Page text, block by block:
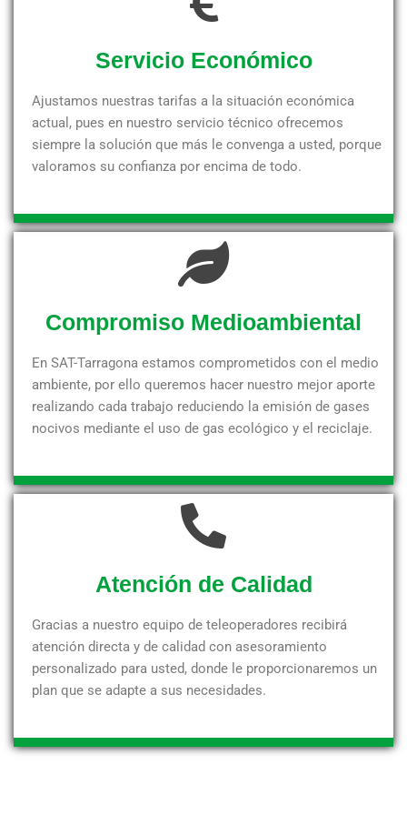
Servicio Económico
Ajustamos nuestras tarifas a la situación económica
actual, pues en nuestro servicio técnico ofrecemos
siempre la solución que más le convenga a usted, porque
valoramos su confianza por encima de todo.
Compromiso Medioambiental
En SAT-Tarragona estamos comprometidos con el medio
ambiente, por ello queremos hacer nuestro mejor aporte
realizando cada trabajo reduciendo la emisión de gases
nocivos mediante el uso de gas ecológico y el reciclaje.
Atención de Calidad
Gracias a nuestro equipo de teleoperadores recibirá
atención directa y de calidad con asesoramiento
personalizado para usted, donde le proporcionaremos un
plan que se adapte a sus necesidades.